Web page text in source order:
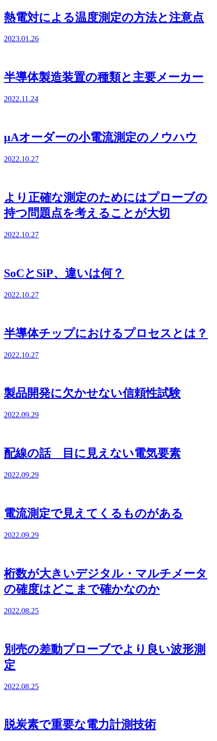
熱電対による温度測定の方法と注意点
2023.01.26
半導体製造装置の種類と主要メーカー
2022.11.24
μAオーダーの小電流測定のノウハウ
2022.10.27
より正確な測定のためにはプローブの
持つ問題点を考えることが大切
2022.10.27
SoCとSiP、違いは何？
2022.10.27
半導体チップにおけるプロセスとは？
2022.10.27
製品開発に欠かせない信頼性試験
2022.09.29
配線の話 目に見えない電気要素
2022.09.29
電流測定で見えてくるものがある
2022.09.29
桁数が大きいデジタル・マルチメータ
の確度はどこまで確かなのか
2022.08.25
別売の差動プローブでより良い波形測
定
2022.08.25
脱炭素で重要な電力計測技術